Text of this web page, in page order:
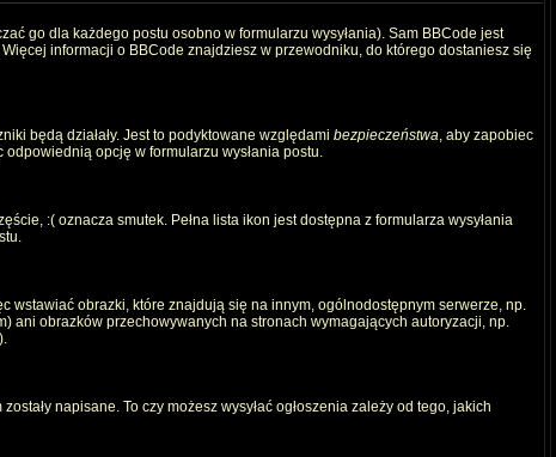
go dla każdego postu osobno w formularzu wysyłania). Sam BBCode jest
informacji o BBCode znajdziesz w przewodniku, do którego dostaniesz się
będą działały. Jest to podyktowane względami bezpieczeństwa, aby zapobiec
opcję w formularzu wysłania postu.
:( oznacza smutek. Pełna lista ikon jest dostępna z formularza wysyłania
wstawiać obrazki, które znajdują się na innym, ogólnodostępnym serwerze, np.
ani obrazków przechowywanych na stronach wymagających autoryzacji, np.
napisane. To czy możesz wysyłać ogłoszenia zależy od tego, jakich